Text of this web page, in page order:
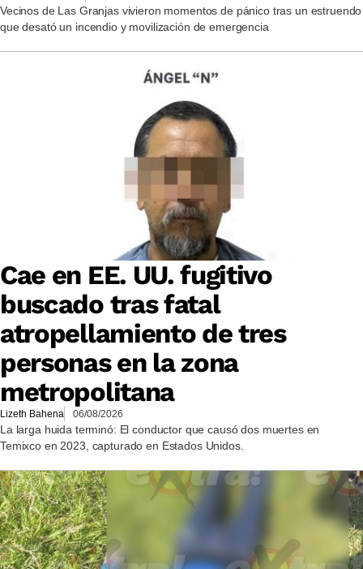
Vecinos de Las Granjas vivieron momentos de pánico tras un estruendo
que desató un incendio y movilización de emergencia
Cae en EE. UU. fugitivo
buscado tras fatal
atropellamiento de tres
personas en la zona
metropolitana
Lizeth Bahena 06/08/2026
La larga huida terminó: El conductor que causó dos muertes en
Temixco en 2023, capturado en Estados Unidos.